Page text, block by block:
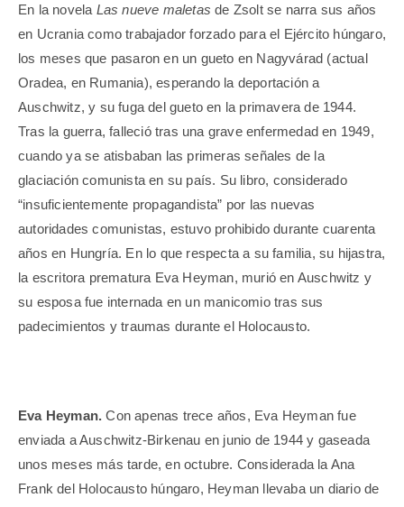
En la novela Las nueve maletas de Zsolt se narra sus años
en Ucrania como trabajador forzado para el Ejército húngaro,
los meses que pasaron en un gueto en Nagyvárad (actual
Oradea, en Rumania), esperando la deportación a
Auschwitz, y su fuga del gueto en la primavera de 1944.
Tras la guerra, falleció tras una grave enfermedad en 1949,
cuando ya se atisbaban las primeras señales de la
glaciación comunista en su país. Su libro, considerado
“insuficientemente propagandista” por las nuevas
autoridades comunistas, estuvo prohibido durante cuarenta
años en Hungría. En lo que respecta a su familia, su hijastra,
la escritora prematura Eva Heyman, murió en Auschwitz y
su esposa fue internada en un manicomio tras sus
padecimientos y traumas durante el Holocausto.
Eva Heyman. Con apenas trece años, Eva Heyman fue
enviada a Auschwitz-Birkenau en junio de 1944 y gaseada
unos meses más tarde, en octubre. Considerada la Ana
Frank del Holocausto húngaro, Heyman llevaba un diario de